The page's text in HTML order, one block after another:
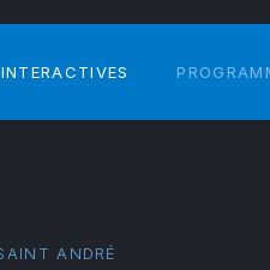
ANDRÉ